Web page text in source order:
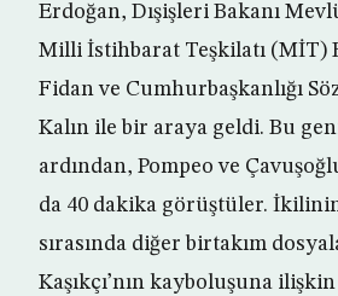
Erdoğan, Dışişleri Bakanı
Milli İstihbarat Teşkilatı (MİT)
Fidan ve Cumhurbaşkanlığı
Kalın ile bir araya geldi. Bu
ardından, Pompeo ve
da 40 dakika görüştüler.
sırasında diğer birtakım
Kaşıkçı’nın kayboluşuna